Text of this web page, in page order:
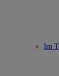
Im